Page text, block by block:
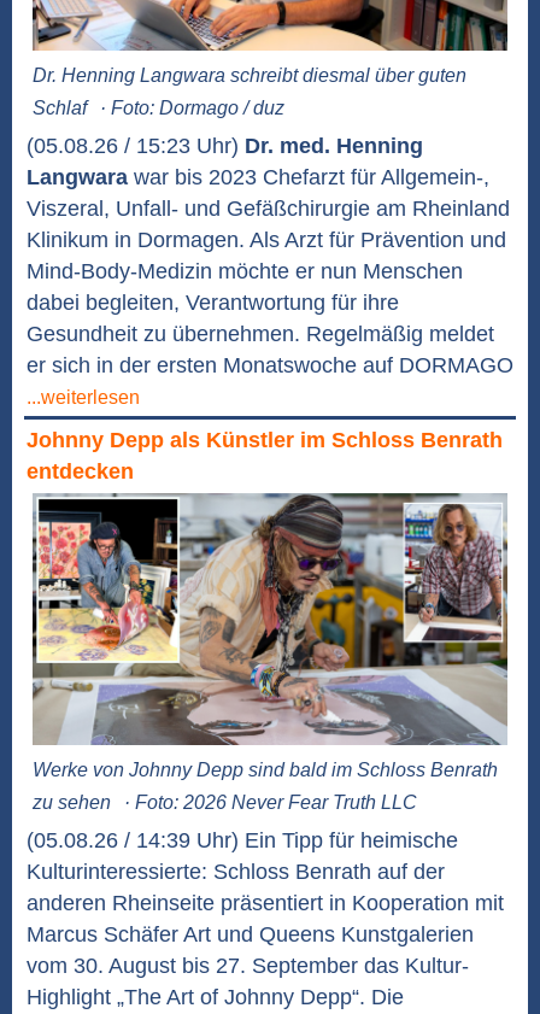
Dr. Henning Langwara schreibt diesmal über guten
Schlaf
· Foto: Dormago / duz
(05.08.26 / 15:23 Uhr) Dr. med. Henning
Langwara war bis 2023 Chefarzt für Allgemein-,
Viszeral, Unfall- und Gefäßchirurgie am Rheinland
Klinikum in Dormagen. Als Arzt für Prävention und
Mind-Body-Medizin möchte er nun Menschen
dabei begleiten, Verantwortung für ihre
Gesundheit zu übernehmen. Regelmäßig meldet
er sich in der ersten Monatswoche auf DORMAGO
...weiterlesen
Johnny Depp als Künstler im Schloss Benrath
entdecken
Werke von Johnny Depp sind bald im Schloss Benrath
zu sehen
· Foto: 2026 Never Fear Truth LLC
(05.08.26 / 14:39 Uhr) Ein Tipp für heimische
Kulturinteressierte: Schloss Benrath auf der
anderen Rheinseite präsentiert in Kooperation mit
Marcus Schäfer Art und Queens Kunstgalerien
vom 30. August bis 27. September das Kultur-
Highlight „The Art of Johnny Depp“. Die